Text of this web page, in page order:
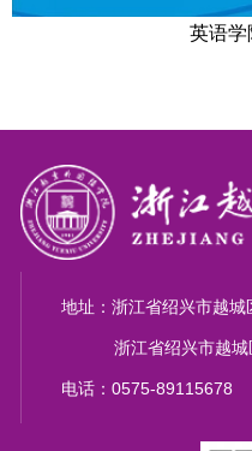
英语学
地址：浙江省绍兴市越城
浙江省绍兴市越城区
电话：0575-89115678